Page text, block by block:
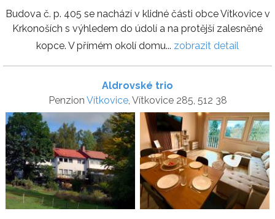
Budova č. p. 405 se nachází v klidné části obce Vítkovice v
Krkonoších s výhledem do údolí a na protější zalesněné
kopce. V přímém okolí domu... zobrazit detail
Aldrovské trio
Penzion Vítkovice, Vítkovice 285, 512 38